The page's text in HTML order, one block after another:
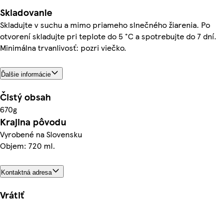
Skladovanie
Skladujte v suchu a mimo priameho slnečného žiarenia. Po
otvorení skladujte pri teplote do 5 °C a spotrebujte do 7 dní.
Minimálna trvanlivosť: pozri viečko.
Ďalšie informácie
Čistý obsah
670g
Krajina pôvodu
Vyrobené na Slovensku
Objem: 720 ml.
Kontaktná adresa
Vrátiť